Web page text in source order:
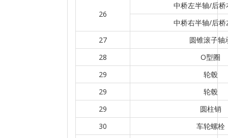
26
中桥左半轴/后桥
中桥右半轴/后桥
27
圆锥滚子轴
28
O型圈
29
轮毂
29
轮毂
29
圆柱销
30
车轮螺栓